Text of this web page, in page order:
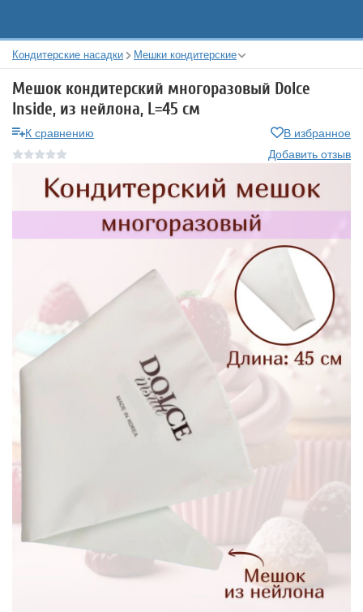
Кондитерские насадки Мешки кондитерские
Мешок кондитерский многоразовый Dolce
Inside, из нейлона, L=45 см
К сравнению
В избранное
Добавить отзыв